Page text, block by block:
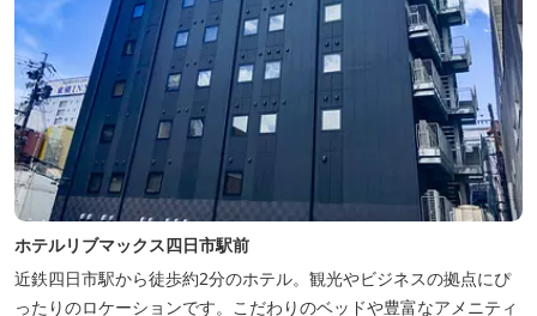
ホテルリブマックス四日市駅前
近鉄四日市駅から徒歩約2分のホテル。観光やビジネスの拠点にぴ
ったりのロケーションです。こだわりのベッドや豊富なアメニティ